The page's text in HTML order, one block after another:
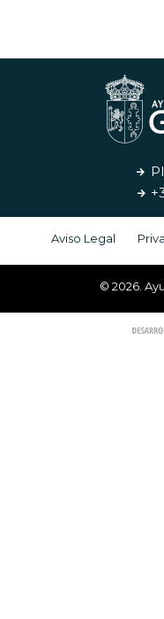
Aviso Legal
© 2026.